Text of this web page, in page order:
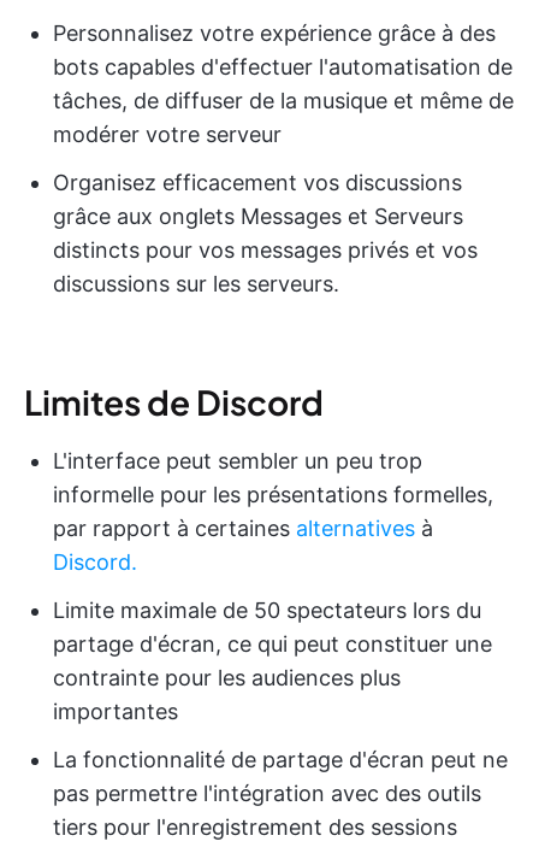
Personnalisez votre expérience grâce à des
bots capables d'effectuer l'automatisation de
tâches, de diffuser de la musique et même de
modérer votre serveur
Organisez efficacement vos discussions
grâce aux onglets Messages et Serveurs
distincts pour vos messages privés et vos
discussions sur les serveurs.
Limites de Discord
L'interface peut sembler un peu trop
informelle pour les présentations formelles,
par rapport à certaines alternatives à
Discord.
Limite maximale de 50 spectateurs lors du
partage d'écran, ce qui peut constituer une
contrainte pour les audiences plus
importantes
La fonctionnalité de partage d'écran peut ne
pas permettre l'intégration avec des outils
tiers pour l'enregistrement des sessions